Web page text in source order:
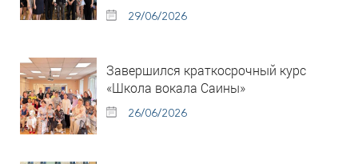
29/06/2026
Завершился краткосрочный курс
«Школа вокала Саины»
26/06/2026